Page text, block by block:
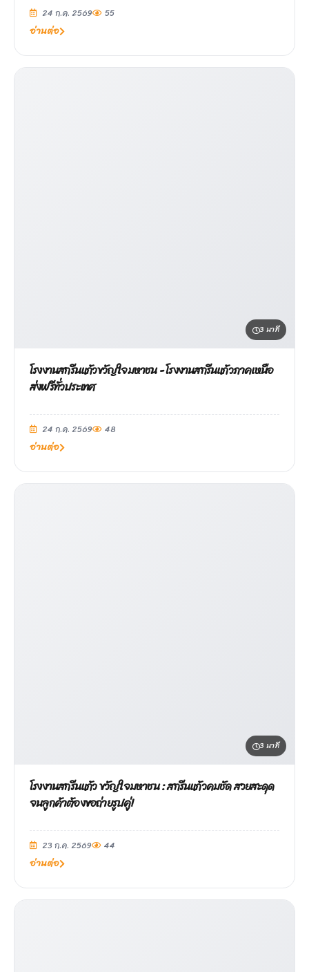
24 ก.ค. 2569 55
อ่านต่อ
3 นาที
โรงงานสกรีนแก้วขวัญใจมหาชน - โรงงานสกรีนแก้วภาคเหนือ
ส่งฟรีทั่วประเทศ
24 ก.ค. 2569 48
อ่านต่อ
3 นาที
โรงงานสกรีนแก้ว ขวัญใจมหาชน : สกรีนแก้วคมชัด สวยสะดุด
จนลูกค้าต้องขอถ่ายรูปคู่!
23 ก.ค. 2569 44
อ่านต่อ